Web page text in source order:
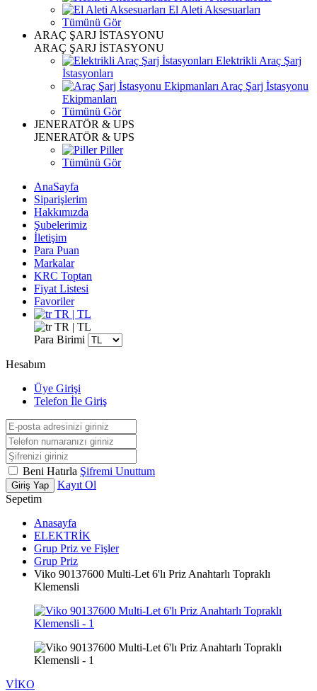
El Aleti Aksesuarları
Tümünü Gör
ARAÇ ŞARJ İSTASYONU
ARAÇ ŞARJ İSTASYONU
Elektrikli Araç Şarj
İstasyonları
Araç Şarj İstasyonu
Ekipmanları
Tümünü Gör
JENERATÖR & UPS
JENERATÖR & UPS
Piller
Tümünü Gör
AnaSayfa
Siparişlerim
Hakkımızda
Şubelerimiz
İletişim
Para Puan
Markalar
KRC Toptan
Fiyat Listesi
Favoriler
TR | TL
TR | TL
Para Birimi
Hesabım
Üye Girişi
Telefon İle Giriş
Beni Hatırla Şifremi Unuttum
Giriş Yap
Kayıt Ol
Sepetim
Anasayfa
ELEKTRİK
Grup Priz ve Fişler
Grup Priz
Viko 90137600 Multi-Let 6'lı Priz Anahtarlı Topraklı
Klemensli
VİKO